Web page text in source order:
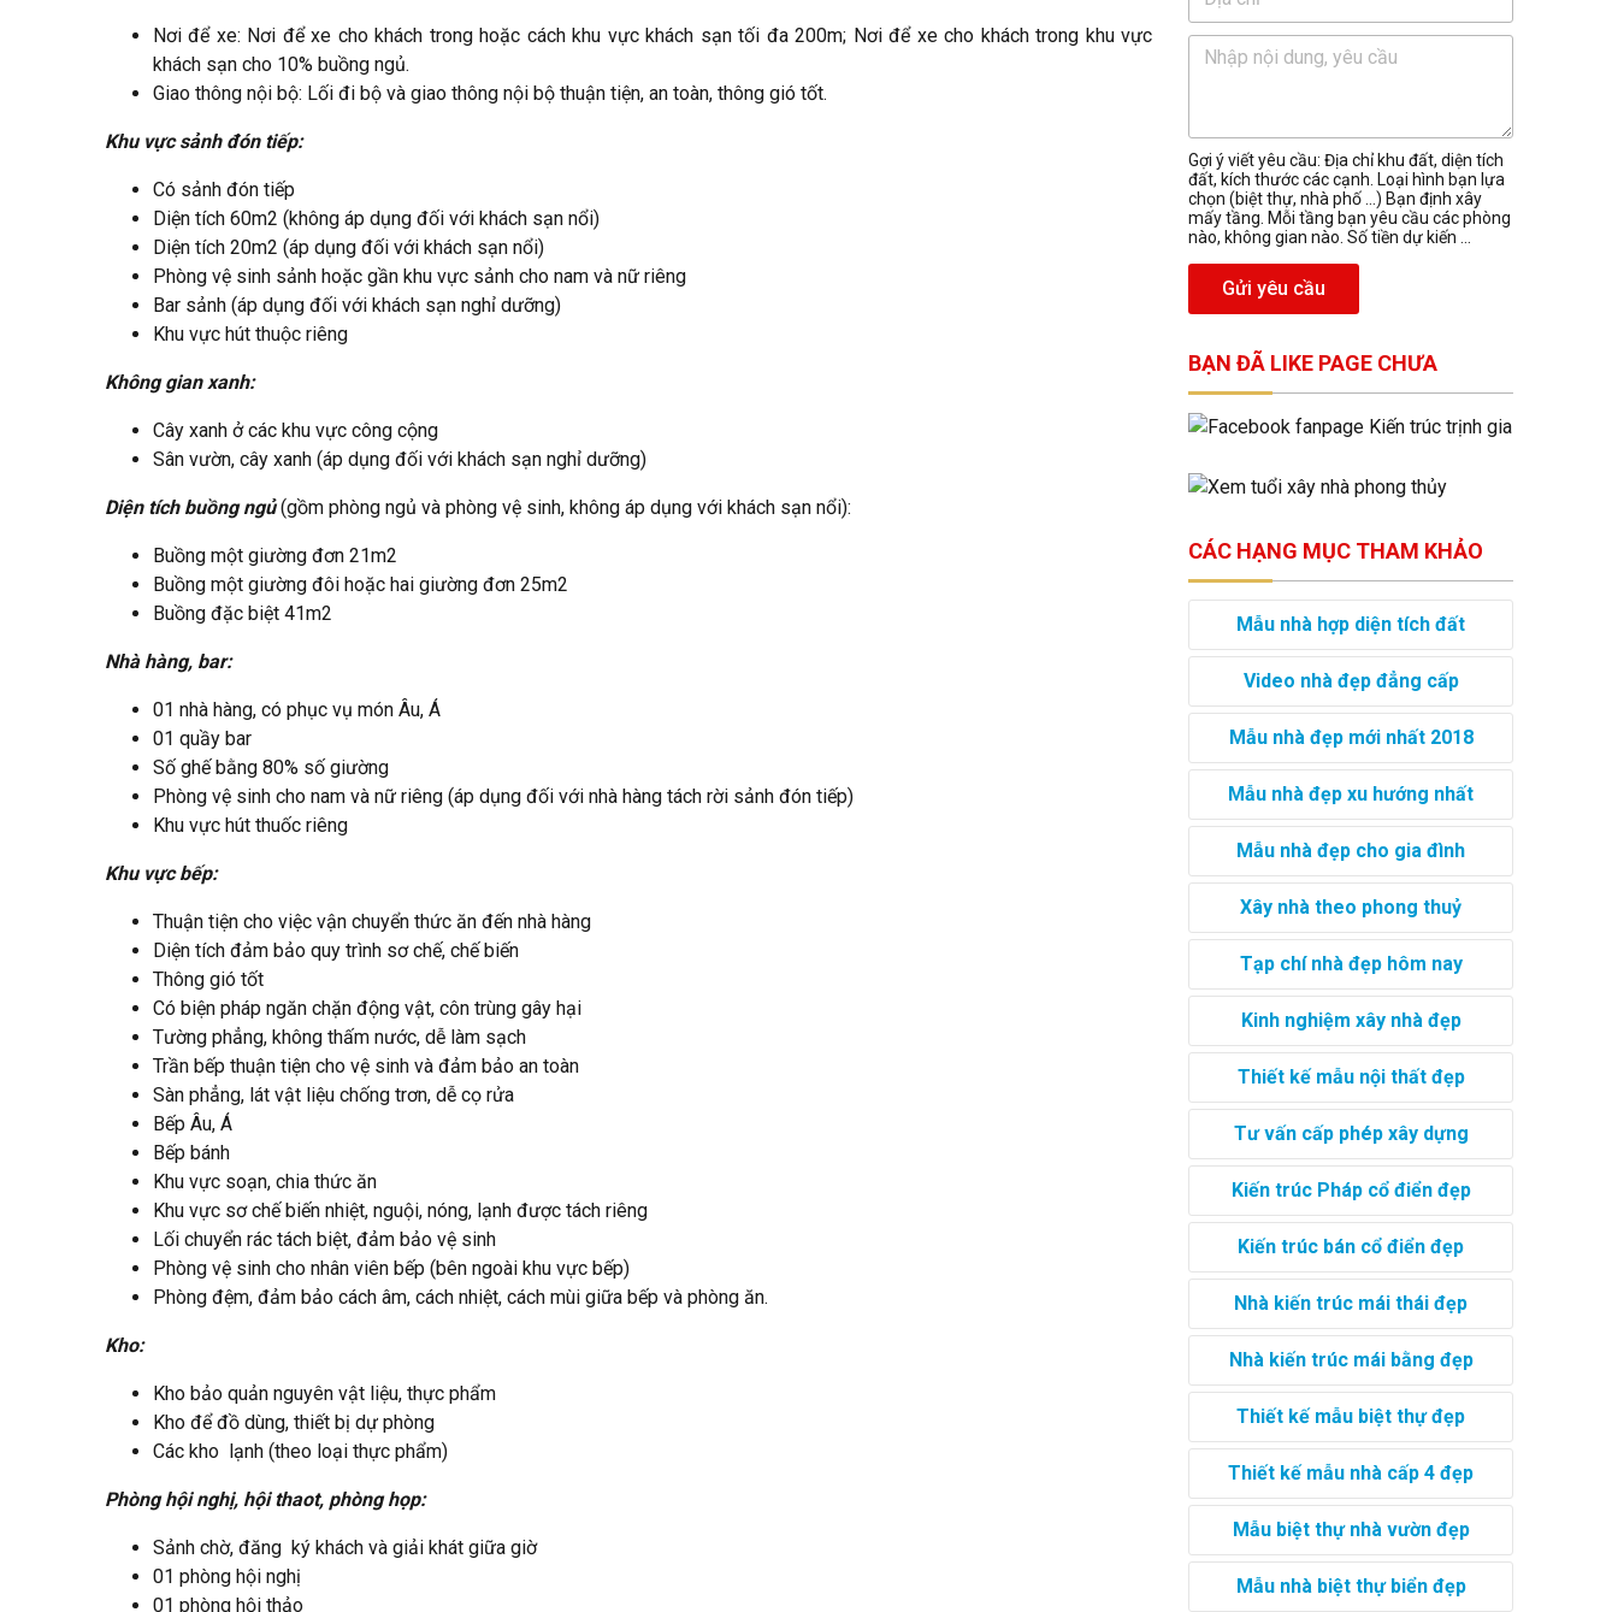
Nơi để xe: Nơi để xe cho khách trong hoặc cách khu vực khách sạn tối đa 200m; Nơi để xe cho khách trong khu vực
khách sạn cho 10% buồng ngủ.
Giao thông nội bộ: Lối đi bộ và giao thông nội bộ thuận tiện, an toàn, thông gió tốt.
Khu vực sảnh đón tiếp:
Có sảnh đón tiếp
Diện tích 60m2 (không áp dụng đối với khách sạn nổi)
Diện tích 20m2 (áp dụng đối với khách sạn nổi)
Phòng vệ sinh sảnh hoặc gần khu vực sảnh cho nam và nữ riêng
Bar sảnh (áp dụng đối với khách sạn nghỉ dưỡng)
Khu vực hút thuộc riêng
Không gian xanh:
Cây xanh ở các khu vực công cộng
Sân vườn, cây xanh (áp dụng đối với khách sạn nghỉ dưỡng)
Diện tích buồng ngủ(gồm phòng ngủ và phòng vệ sinh, không áp dụng với khách sạn nổi):
Buồng một giường đơn 21m2
Buồng một giường đôi hoặc hai giường đơn 25m2
Buồng đặc biệt 41m2
Nhà hàng, bar:
01 nhà hàng, có phục vụ món Âu, Á
01 quầy bar
Số ghế bằng 80% số giường
Phòng vệ sinh cho nam và nữ riêng (áp dụng đối với nhà hàng tách rời sảnh đón tiếp)
Khu vực hút thuốc riêng
Khu vực bếp:
Thuận tiện cho việc vận chuyển thức ăn đến nhà hàng
Diện tích đảm bảo quy trình sơ chế, chế biến
Thông gió tốt
Có biện pháp ngăn chặn động vật, côn trùng gây hại
Tường phẳng, không thấm nước, dễ làm sạch
Trần bếp thuận tiện cho vệ sinh và đảm bảo an toàn
Sàn phẳng, lát vật liệu chống trơn, dễ cọ rửa
Bếp Âu, Á
Bếp bánh
Khu vực soạn, chia thức ăn
Khu vực sơ chế biến nhiệt, nguội, nóng, lạnh được tách riêng
Lối chuyển rác tách biệt, đảm bảo vệ sinh
Phòng vệ sinh cho nhân viên bếp (bên ngoài khu vực bếp)
Phòng đệm, đảm bảo cách âm, cách nhiệt, cách mùi giữa bếp và phòng ăn.
Kho:
Kho bảo quản nguyên vật liệu, thực phẩm
Kho để đồ dùng, thiết bị dự phòng
Các kho lạnh (theo loại thực phẩm)
Phòng hội nghị, hội thaot, phòng họp:
Sảnh chờ, đăng ký khách và giải khát giữa giờ
01 phòng hội nghị
01 phòng hội thảo
Gợi ý viết yêu cầu: Địa chỉ khu đất, diện tích
đất, kích thước các cạnh. Loại hình bạn lựa
chọn (biệt thự, nhà phố …) Bạn định xây
mấy tầng. Mỗi tầng bạn yêu cầu các phòng
nào, không gian nào. Số tiền dự kiến ...
Gửi yêu cầu
BẠN ĐÃ LIKE PAGE CHƯA
CÁC HẠNG MỤC THAM KHẢO
Mẫu nhà hợp diện tích đất
Video nhà đẹp đẳng cấp
Mẫu nhà đẹp mới nhất 2018
Mẫu nhà đẹp xu hướng nhất
Mẫu nhà đẹp cho gia đình
Xây nhà theo phong thuỷ
Tạp chí nhà đẹp hôm nay
Kinh nghiệm xây nhà đẹp
Thiết kế mẫu nội thất đẹp
Tư vấn cấp phép xây dựng
Kiến trúc Pháp cổ điển đẹp
Kiến trúc bán cổ điển đẹp
Nhà kiến trúc mái thái đẹp
Nhà kiến trúc mái bằng đẹp
Thiết kế mẫu biệt thự đẹp
Thiết kế mẫu nhà cấp 4 đẹp
Mẫu biệt thự nhà vườn đẹp
Mẫu nhà biệt thự biển đẹp